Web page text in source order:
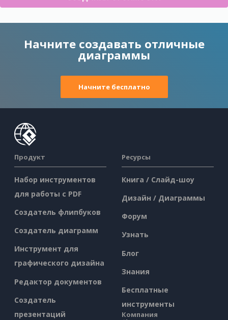
Начните создавать отличные
диаграммы
Начните бесплатно
Продукт
Набор инструментов
для работы с PDF
Создатель флипбуков
Создатель диаграмм
Инструмент для
графического дизайна
Редактор документов
Создатель
презентаций
Ресурсы
Книга / Слайд-шоу
Дизайн / Диаграммы
Форум
Узнать
Блог
Знания
Бесплатные
инструменты
Компания